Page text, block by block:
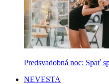
Predsvadobná noc: Spať
NEVESTA